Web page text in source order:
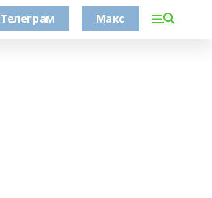
Телеграм Макс